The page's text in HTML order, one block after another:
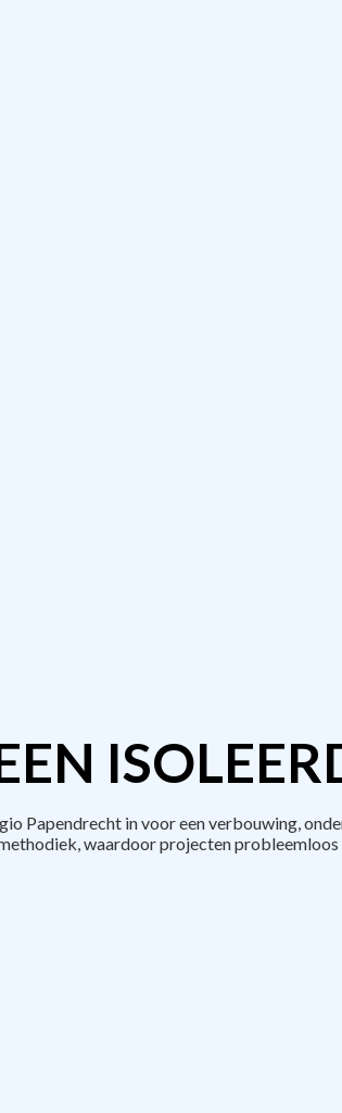
Papendrecht in voor een verbouwing,
waardoor projecten probleemloos